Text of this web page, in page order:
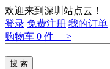
欢迎来到深圳站点云！
登录 免费注册 我的订单
购物车 0 件 >